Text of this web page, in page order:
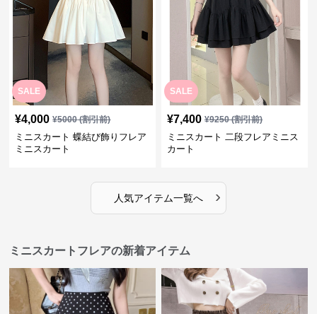
SALE
¥4,000 ¥5000(割引前)
ミニスカート 蝶結び飾りフレア
ミニスカート
SALE
¥7,400 ¥9250(割引前)
ミニスカート 二段フレアミニス
カート
人気アイテム一覧へ ›
ミニスカートフレアの新着アイテム